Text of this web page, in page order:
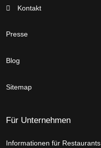
Kontakt
Presse
Blog
Sitemap
Für Unternehmen
Informationen für Restaurants